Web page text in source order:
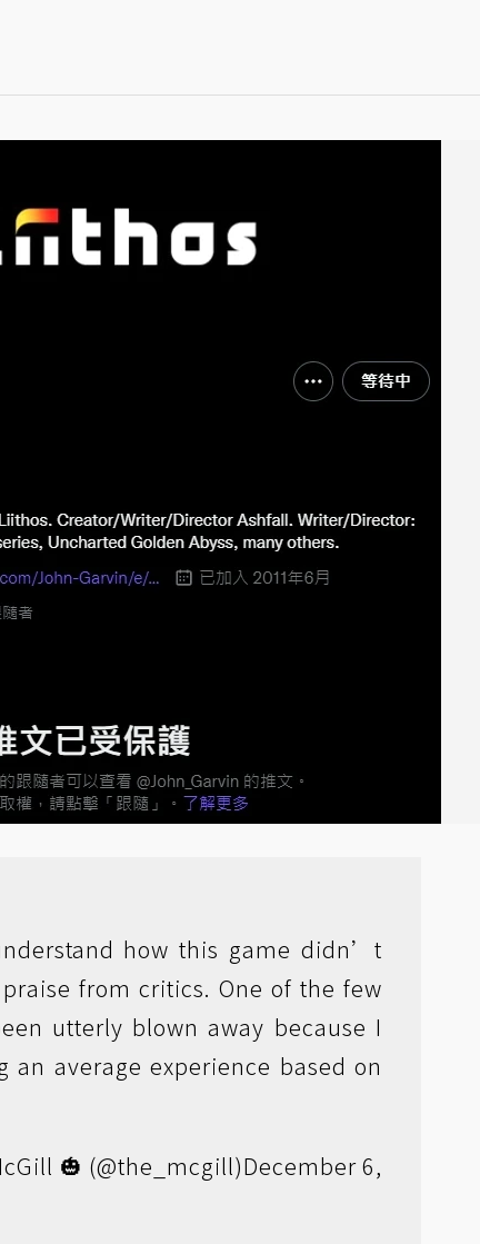
how this game didn’t
from critics. One of the few
utterly blown away because I
an average experience based on
🎃 (@the_mcgill)December 6,